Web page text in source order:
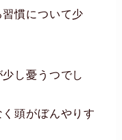
慣について少
し憂うつでし
頭がぼんやりす